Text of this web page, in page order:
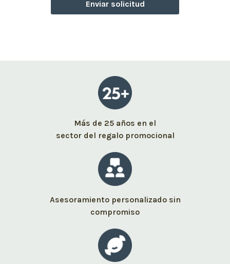
Enviar solicitud
Más de 25 años en el
sector del regalo promocional
Asesoramiento personalizado sin
compromiso